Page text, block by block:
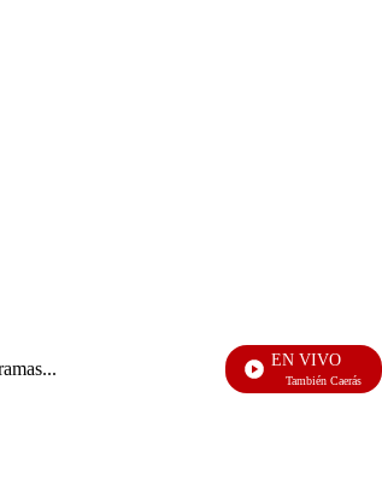
Entrada
de
EN VIVO
También Caerás